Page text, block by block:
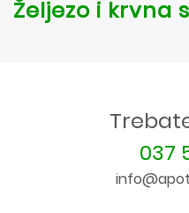
Željezo i krvna
037